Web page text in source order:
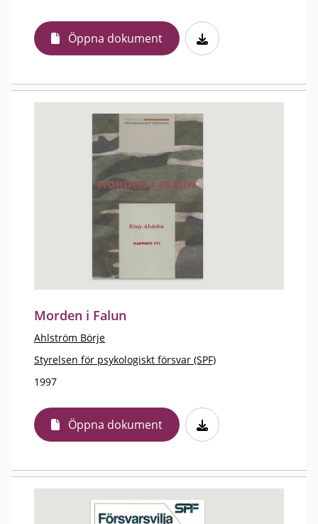
Öppna dokument
Morden i Falun
Ahlström Börje
Styrelsen för psykologiskt försvar (SPF)
1997
Öppna dokument